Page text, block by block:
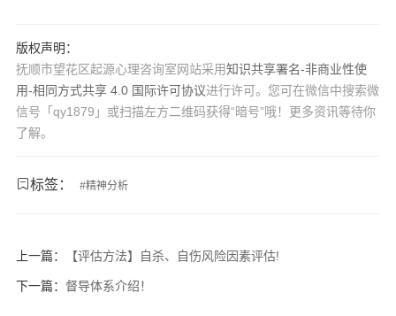
版权声明：
抚顺市望花区起源心理咨询室网站采用知识共享署名-非商业性使
用-相同方式共享 4.0 国际许可协议进行许可。您可在微信中搜索微
信号「qy1879」或扫描左方二维码获得“暗号”哦！更多资讯等待你
了解。
标签： #精神分析
上一篇： 【评估方法】自杀、自伤风险因素评估!
下一篇： 督导体系介绍！